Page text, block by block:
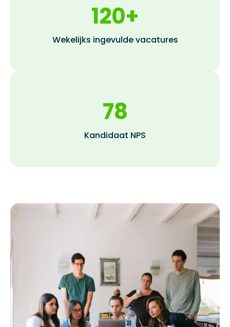
120+
Wekelijks ingevulde vacatures
78
Kandidaat NPS